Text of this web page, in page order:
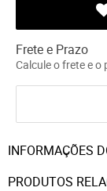
Frete e Prazo
Calcule o frete e
INFORMAÇÕES
PRODUTOS